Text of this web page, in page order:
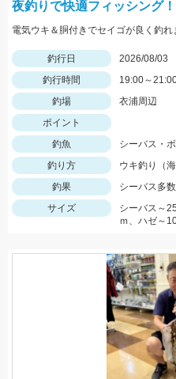
夜釣りで快適フィッシング
釣行日
2026/08/03
釣行時間
19:00～
釣場
衣浦周辺
ポイント
釣魚
シーバス・
釣り方
ウキ釣り（海
釣果
シーバス多
サイズ
シーバス～
ｍ、ハゼ～